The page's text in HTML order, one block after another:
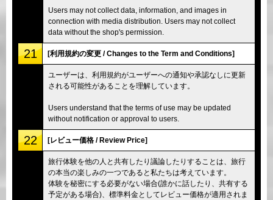
Users may not collect data, information, and images in
connection with media distribution. Users may not collect
data without the shop's permission.
21 [利用規約の変更 / Changes to the Term and Conditions]
ユーザーは、利用規約がユーザーへの通知や承認なしに更新
される可能性があることを理解しています。
Users understand that the terms of use may be updated
without notification or approval to users.
22 [レビュー価格 / Review Price]
旅行体験を他の人と共有したり議論したりすることは、旅行
の本当の楽しみの一つであると私たちは考えています。
体験を秘密にする必要がない場合(誰かに話したり、共有する
予定がある場合)、標準料金としてレビュー価格が適用されま